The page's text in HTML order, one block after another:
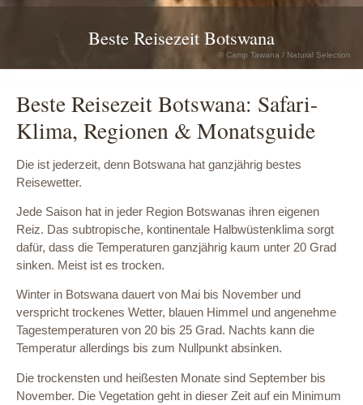
Beste Reisezeit Botswana
© Camp Tawana / Natural Selection
Beste Reisezeit Botswana: Safari-
Klima, Regionen & Monatsguide
Die ist jederzeit, denn Botswana hat ganzjährig bestes
Reisewetter.
Jede Saison hat in jeder Region Botswanas ihren eigenen
Reiz. Das subtropische, kontinentale Halbwüstenklima sorgt
dafür, dass die Temperaturen ganzjährig kaum unter 20 Grad
sinken. Meist ist es trocken.
Winter in Botswana dauert von Mai bis November und
verspricht trockenes Wetter, blauen Himmel und angenehme
Tagestemperaturen von 20 bis 25 Grad. Nachts kann die
Temperatur allerdings bis zum Nullpunkt absinken.
Die trockensten und heißesten Monate sind September bis
November. Die Vegetation geht in dieser Zeit auf ein Minimum